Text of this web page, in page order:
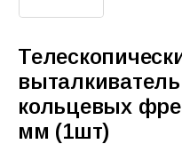
кольцевых
мм (1шт)